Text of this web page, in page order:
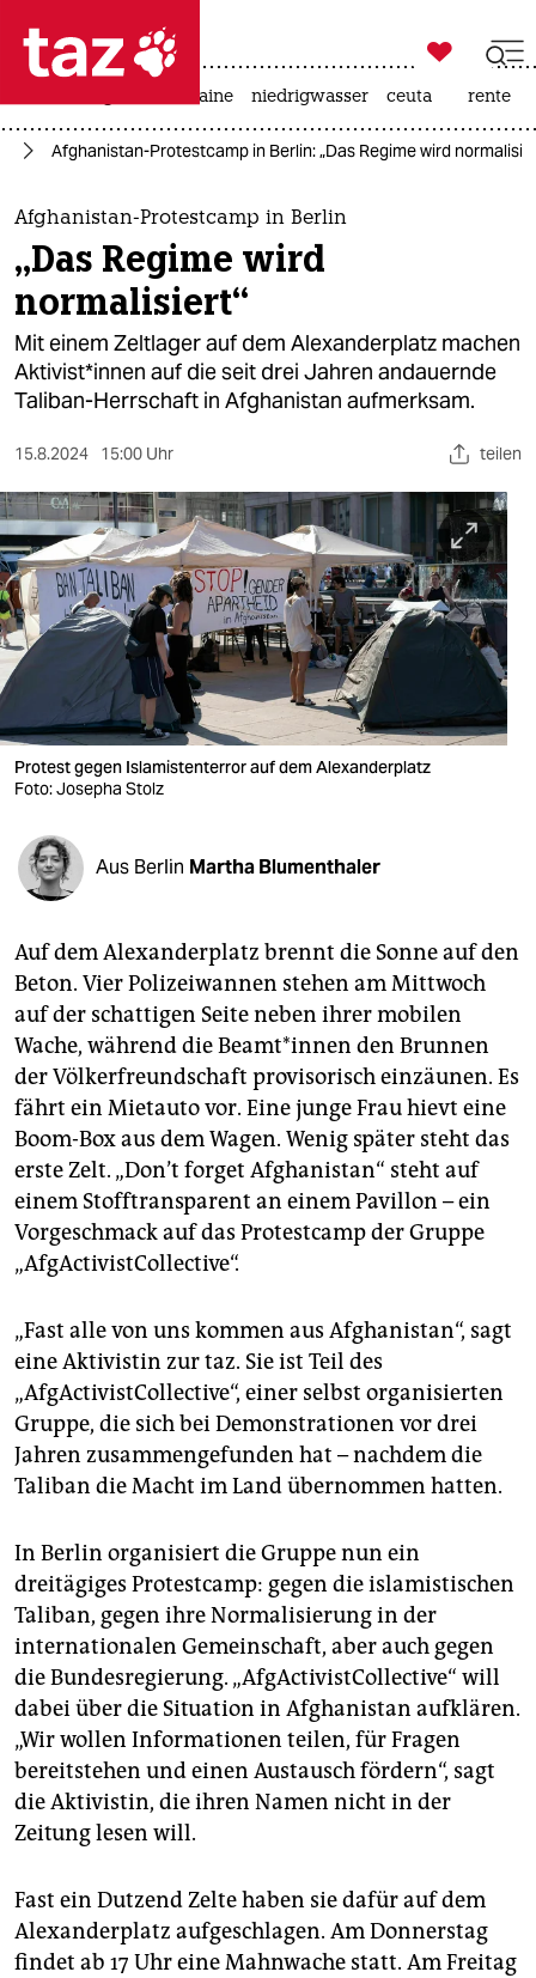
 taz zahl ich
taz zahl ich
themen
politik
öko
gesellschaft
sport
berlin
nord
wahrheit
verlag
verlag
veranstaltungen
shop
fragen & hilfe
unterstützen
abo
genossenschaft
epaper login

taz zahl ich
krieg in der ukraine niedrigwasser ceuta rente
Afghanistan-Protestcamp in Berlin: „Das Regime wird
Afghanistan-Protestcamp in Berlin
„Das Regime wird
normalisiert“
Mit einem Zeltlager auf dem Alexanderplatz machen
Ak­ti­vis­t*innen auf die seit drei Jahren andauernde
Taliban-Herrschaft in Afghanistan aufmerksam.
15.8.2024 15:00 Uhr teilen
Protest gegen Islamistenterror auf dem Alexanderplatz
Foto: Josepha Stolz
Aus Berlin Martha Blumenthaler
Auf dem Alexanderplatz brennt die Sonne auf den
Beton. Vier Polizeiwannen stehen am Mittwoch
auf der schattigen Seite neben ihrer mobilen
Wache, während die Be­am­t*in­nen den Brunnen
der Völkerfreundschaft provisorisch einzäunen. Es
fährt ein Mietauto vor. Eine junge Frau hievt eine
Boom-Box aus dem Wagen. Wenig später steht das
erste Zelt. „Don’t forget Afghanistan“ steht auf
einem Stofftransparent an einem Pavillon – ein
Vorgeschmack auf das Protestcamp der Gruppe
„AfgActivistCollective“.
„Fast alle von uns kommen aus Afghanistan“, sagt
eine Aktivistin zur taz. Sie ist Teil des
„AfgActivistCollective“, einer selbst organisierten
Gruppe, die sich bei Demonstrationen vor drei
Jahren zusammengefunden hat – nachdem die
Taliban die Macht im Land übernommen hatten.
In Berlin organisiert die Gruppe nun ein
dreitägiges Protestcamp: gegen die islamistischen
Taliban, gegen ihre Normalisierung in der
internationalen Gemeinschaft, aber auch gegen
die Bundesregierung. „AfgActivistCollective“ will
dabei über die Situation in Afghanistan aufklären.
„Wir wollen Informationen teilen, für Fragen
bereitstehen und einen Austausch fördern“, sagt
die Aktivistin, die ihren Namen nicht in der
Zeitung lesen will.
Fast ein Dutzend Zelte haben sie dafür auf dem
Alexanderplatz aufgeschlagen. Am Donnerstag
findet ab 17 Uhr eine Mahnwache statt. Am Freitag